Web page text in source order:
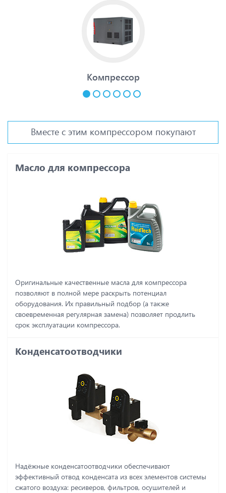
Компрессор
Вместе с этим компрессором покупают
Масло для компрессора
Оригинальные качественные масла для компрессора
позволяют в полной мере раскрыть потенциал
оборудования. Их правильный подбор (а также
своевременная регулярная замена) позволяет продлить
срок эксплуатации компрессора.
Конденсатоотводчики
Надёжные конденсатоотводчики обеспечивают
эффективный отвод конденсата из всех элементов системы
сжатого воздуха: ресиверов, фильтров, осушителей и